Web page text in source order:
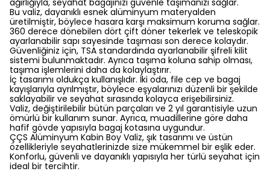
ağırlığıyla, seyahat bagajınızı güvenle taşımanızı sağlar.
Bu valiz, dayanıklı esnek alüminyum materyalden
üretilmiştir, böylece hasara karşı maksimum koruma sağlar.
360 derece dönebilen dört çift döner tekerlek ve teleskopik
ayarlanabilir sapı sayesinde taşıması son derece kolaydır.
Güvenliğiniz için, TSA standardında ayarlanabilir şifreli kilit
sistemi bulunmaktadır. Ayrıca taşıma koluna sahip olması,
taşıma işlemlerini daha da kolaylaştırır.
İç tasarımı oldukça kullanışlıdır. İki oda, file cep ve bagaj
kayışlarıyla ayrılmıştır, böylece eşyalarınızı düzenli bir şekilde
saklayabilir ve seyahat sırasında kolayca erişebilirsiniz.
Valiz, değiştirilebilir bütün parçaları ve 2 yıl garantisiyle uzun
ömürlü bir kullanım sunar. Ayrıca, muadillerine göre daha
hafif gövde yapısıyla bagaj kotasına uygundur.
ÇÇS Alüminyum Kabin Boy Valiz, şık tasarımı ve üstün
özellikleriyle seyahatlerinizde size mükemmel bir eşlik eder.
Konforlu, güvenli ve dayanıklı yapısıyla her türlü seyahat için
ideal bir tercihtir.